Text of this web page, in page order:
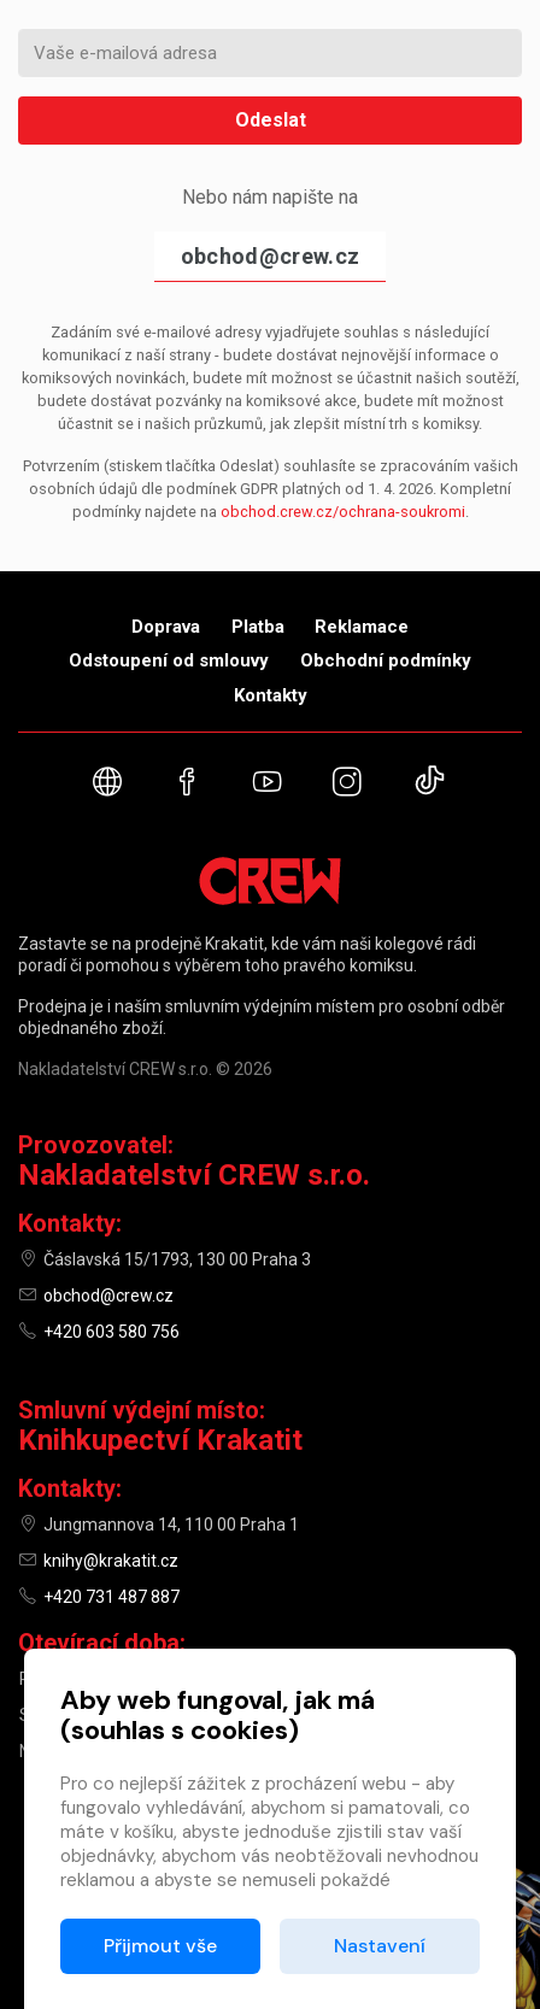
Odeslat
Nebo nám napište na
obchod@crew.cz
Zadáním své e-mailové adresy vyjadřujete souhlas s následující
komunikací z naší strany - budete dostávat nejnovější informace o
komiksových novinkách, budete mít možnost se účastnit našich soutěží,
budete dostávat pozvánky na komiksové akce, budete mít možnost
účastnit se i našich průzkumů, jak zlepšit místní trh s komiksy.
Potvrzením (stiskem tlačítka Odeslat) souhlasíte se zpracováním vašich
osobních údajů dle podmínek GDPR platných od 1. 4. 2026. Kompletní
podmínky najdete na obchod.crew.cz/ochrana-soukromi.
×
Máte u nás již
registrovaný
účet?
Registrací získáte slevu
na zboží ve výši 15 %
Doprava Platba
Reklamace
Odstoupení od smlouvy
Obchodní podmínky
Kontakty
Webové stránky
FacebookYouTubeInstagram
Zastavte se na prodejně Krakatit, kde vám naši kolegové rádi
poradí či pomohou s výběrem toho pravého komiksu.
Prodejna je i naším smluvním výdejním místem pro osobní odběr
objednaného zboží.
Nakladatelství CREW s.r.o. © 2026
Provozovatel:
Nakladatelství CREW s.r.o.
Kontakty:
Čáslavská 15/1793, 130 00 Praha 3
obchod@crew.cz
+420 603 580 756
Smluvní výdejní místo:
Knihkupectví Krakatit
Kontakty:
Jungmannova 14, 110 00 Praha 1
knihy@krakatit.cz
+420 731 487 887
Otevírací doba:
PO–PÁ
SO
10:00–13:00
NE
Aby web fungoval, jak má
(souhlas s cookies)
Pro co nejlepší zážitek z procházení webu - aby
fungovalo vyhledávání, abychom si pamatovali, co
máte v košíku, abyste jednoduše zjistili stav vaší
objednávky, abychom vás neobtěžovali nevhodnou
reklamou a abyste se nemuseli pokaždé
Proto od vás potřebujeme souhlas se
zpracováním souborů cookies
Přijmout vše Nastavení